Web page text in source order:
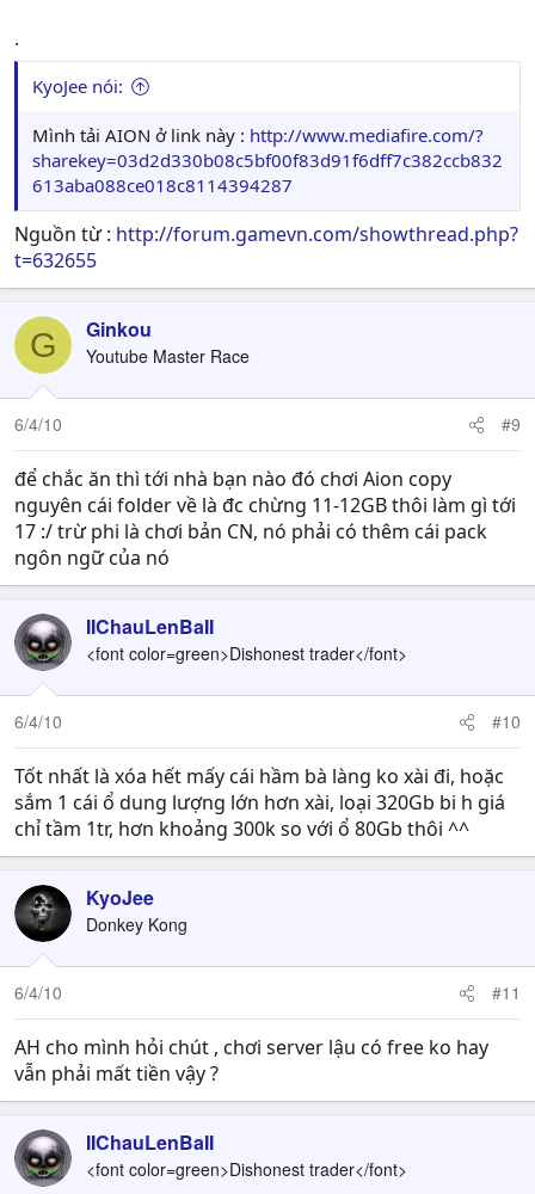
.
KyoJee nói:
Mình tải AION ở link này : http://www.mediafire.com/?
sharekey=03d2d330b08c5bf00f83d91f6dff7c382ccb832
613aba088ce018c8114394287
Nguồn từ : http://forum.gamevn.com/showthread.php?
t=632655
G Ginkou
Youtube Master Race
6/4/10 #9
để chắc ăn thì tới nhà bạn nào đó chơi Aion copy
nguyên cái folder về là đc chừng 11-12GB thôi làm gì tới
17 :/ trừ phi là chơi bản CN, nó phải có thêm cái pack
ngôn ngữ của nó
IIChauLenBaII
<font color=green>Dishonest trader</font>
6/4/10 #10
Tốt nhất là xóa hết mấy cái hầm bà làng ko xài đi, hoặc
sắm 1 cái ổ dung lượng lớn hơn xài, loại 320Gb bi h giá
chỉ tầm 1tr, hơn khoảng 300k so với ổ 80Gb thôi ^^
KyoJee
Donkey Kong
6/4/10 #11
AH cho mình hỏi chút , chơi server lậu có free ko hay
vẫn phải mất tiền vậy ?
IIChauLenBaII
<font color=green>Dishonest trader</font>